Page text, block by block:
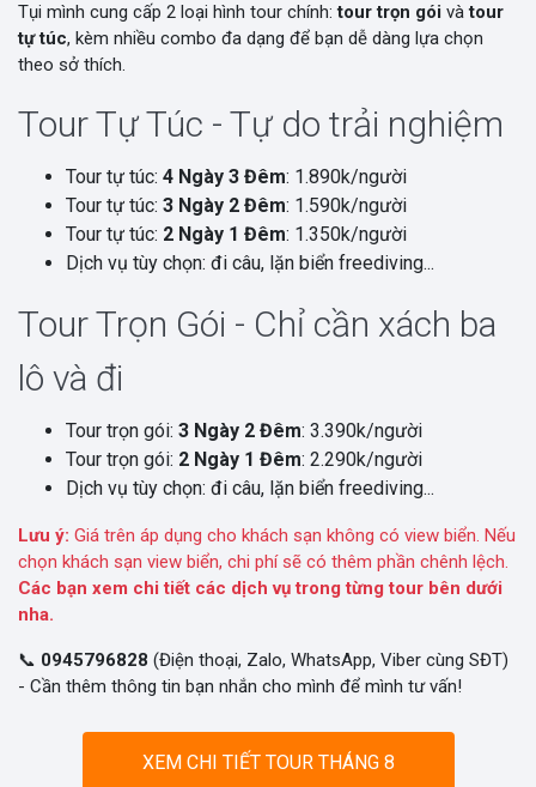
Tụi mình cung cấp 2 loại hình tour chính:tour trọn gói vàtour
tự túc, kèm nhiều combo đa dạng để bạn dễ dàng lựa chọn
theo sở thích.
Tour Tự Túc - Tự do trải nghiệm
Tour tự túc: 4 Ngày 3 Đêm: 1.890k/người
Tour tự túc: 3 Ngày 2 Đêm: 1.590k/người
Tour tự túc: 2 Ngày 1 Đêm: 1.350k/người
Dịch vụ tùy chọn: đi câu, lặn biển freediving...
Tour Trọn Gói - Chỉ cần xách ba
lô và đi
Tour trọn gói: 3 Ngày 2 Đêm: 3.390k/người
Tour trọn gói: 2 Ngày 1 Đêm: 2.290k/người
Dịch vụ tùy chọn: đi câu, lặn biển freediving...
Lưu ý: Giá trên áp dụng cho khách sạn không có view biển. Nếu
chọn khách sạn view biển, chi phí sẽ có thêm phần chênh lệch.
Các bạn xem chi tiết các dịch vụ trong từng tour bên dưới
nha.
📞 0945796828 (Điện thoại, Zalo, WhatsApp, Viber cùng SĐT)
- Cần thêm thông tin bạn nhắn cho mình để mình tư vấn!
XEM CHI TIẾT TOUR THÁNG 8